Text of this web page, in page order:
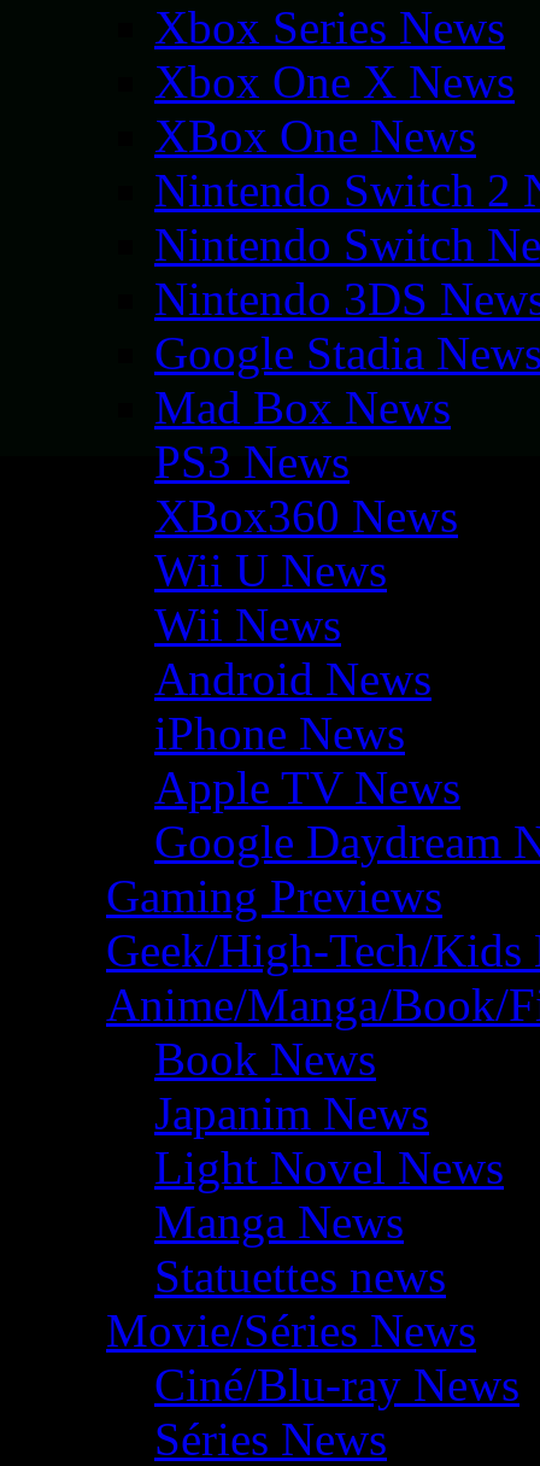
Xbox Series News
Xbox One X News
XBox One News
Nintendo Switch 2
Nintendo Switch
Nintendo 3DS
Google Stadia
Mad Box News
PS3 News
XBox360 News
Wii U News
Wii News
Android News
iPhone News
Apple TV News
Google Daydream
Gaming Previews
Geek/High-Tech/Kids
Anime/Manga/Book/
Book News
Japanim News
Light Novel News
Manga News
Statuettes news
Movie/Séries News
Ciné/Blu-ray News
Séries News